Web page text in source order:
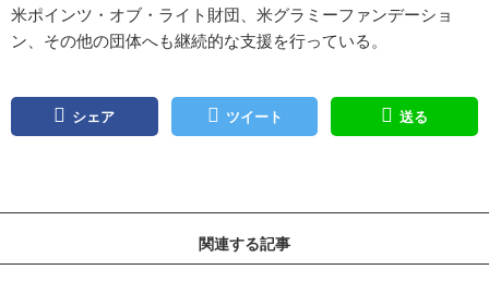
米ポインツ・オブ・ライト財団、米グラミーファンデーショ
ン、その他の団体へも継続的な支援を行っている。
シェア ツイート 送る
関連する記事